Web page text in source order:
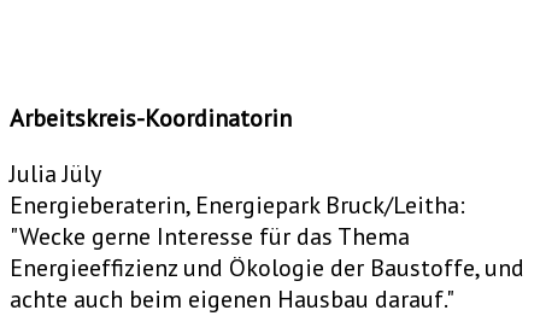
Arbeitskreis-Koordinatorin
Julia Jüly
Energieberaterin, Energiepark Bruck/Leitha:
"Wecke gerne Interesse für das Thema
Energieeffizienz und Ökologie der Baustoffe, und
achte auch beim eigenen Hausbau darauf."